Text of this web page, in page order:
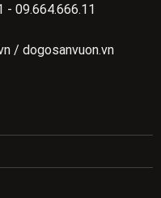
09.664.666.11
/ dogosanvuon.vn